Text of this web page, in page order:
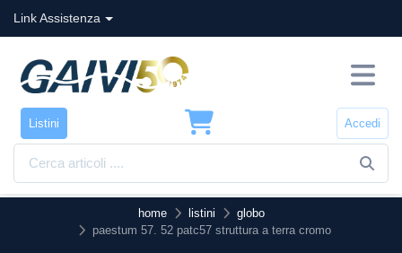
Link Assistenza
Listini Accedi
home listini
globo
paestum 57. 52 patc57 struttura a terra cromo